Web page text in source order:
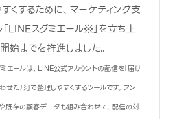
くするために、マーケティング支
LINEスグミエール※」を立ち上
始までを推進しました。
エールは、LINE公式アカウントの配信を「届け
せた形」で整理しやすくするツールです。アン
既存の顧客データも組み合わせて、配信の対